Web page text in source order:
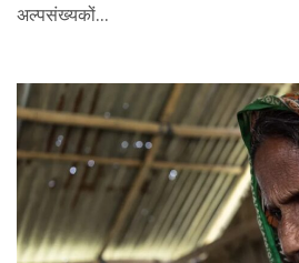
अल्पसंख्यकों...